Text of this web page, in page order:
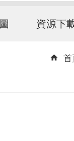
資源下
首